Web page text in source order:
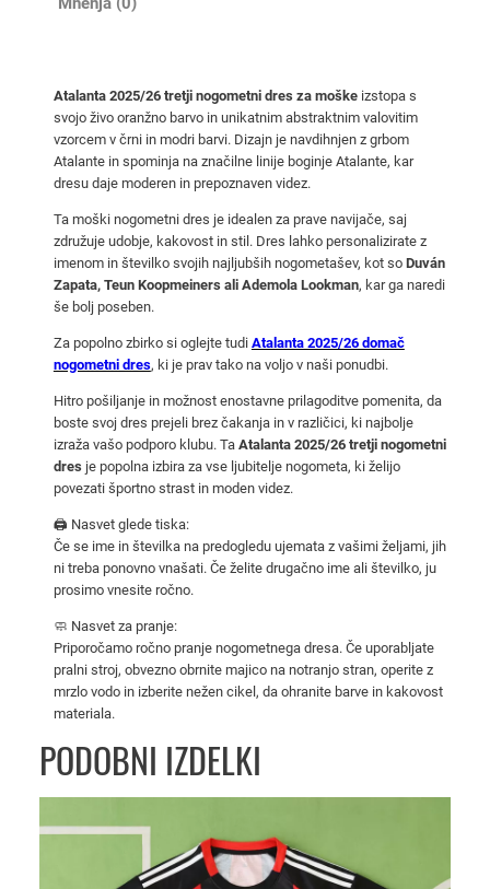
k
i
Atalanta 2025/26 tretji nogometni dres za moškeizstopa s
svojo živo oranžno barvo in unikatnim abstraktnim valovitim
vzorcem v črni in modri barvi. Dizajn je navdihnjen z grbom
Atalante in spominja na značilne linije boginje Atalante, kar
dresu daje moderen in prepoznaven videz.
Ta moški nogometni dres je idealen za prave navijače, saj
združuje udobje, kakovost in stil. Dres lahko personalizirate z
imenom in številko svojih najljubših nogometašev, kot so Duván
Zapata, Teun Koopmeiners ali Ademola Lookman, kar ga naredi
še bolj poseben.
Za popolno zbirko si oglejte tudi Atalanta 2025/26 domač
nogometni dres, ki je prav tako na voljo v naši ponudbi.
Hitro pošiljanje in možnost enostavne prilagoditve pomenita, da
boste svoj dres prejeli brez čakanja in v različici, ki najbolje
izraža vašo podporo klubu. Ta Atalanta 2025/26 tretji nogometni
dres je popolna izbira za vse ljubitelje nogometa, ki želijo
povezati športno strast in moden videz.
🖨️ Nasvet glede tiska:
Če se ime in številka na predogledu ujemata z vašimi željami, jih
ni treba ponovno vnašati. Če želite drugačno ime ali številko, ju
prosimo vnesite ročno.
🧼 Nasvet za pranje:
Priporočamo ročno pranje nogometnega dresa. Če uporabljate
pralni stroj, obvezno obrnite majico na notranjo stran, operite z
mrzlo vodo in izberite nežen cikel, da ohranite barve in kakovost
materiala.
PODOBNI IZDELKI